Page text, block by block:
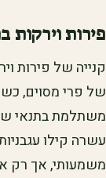
פירות וירקות
קנייה של פירות
של פרי מסוים,
משתלמת בתנאי
עשרה קילו
משמעותי, אך רק